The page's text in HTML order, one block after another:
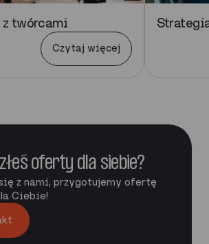
z twórcami
Czytaj więcej
oferty dla siebie?
z nami, przygotujemy ofertę
Ciebie!